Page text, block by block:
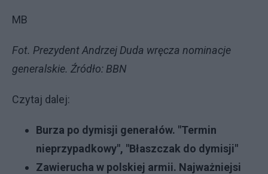
MB
Fot. Prezydent Andrzej Duda wręcza nominacje
generalskie. Źródło: BBN
Czytaj dalej:
Burza po dymisji generałów. "Termin
nieprzypadkowy", "Błaszczak do dymisji"
Zawierucha w polskiej armii. Najważniejsi